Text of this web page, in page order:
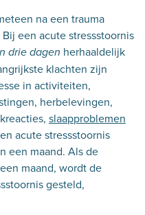
na een trauma
een acute stressstoornis
drie dagen herhaaldelijk
klachten zijn
in activiteiten,
herbelevingen,
slaapproblemen
acute stressstoornis
een maand. Als de
maand, wordt de
gesteld,